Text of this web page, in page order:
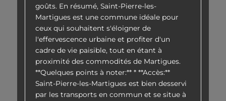
goûts. En résumé, Saint-Pierre-les-
Martigues est une commune idéale pour
ceux qui souhaitent s'éloigner de
l'effervescence urbaine et profiter d'un
cadre de vie paisible, tout en étant à
proximité des commodités de Martigues.
**Quelques points à noter:** * **Accès:**
Saint-Pierre-les-Martigues est bien desservi
par les transports en commun et se situe à